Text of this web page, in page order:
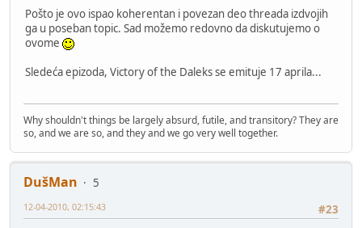
Pošto je ovo ispao koherentan i povezan deo threada izdvojih
ga u poseban topic. Sad možemo redovno da diskutujemo o
ovome
Sledeća epizoda, Victory of the Daleks se emituje 17 aprila...
Why shouldn't things be largely absurd, futile, and transitory? They are
so, and we are so, and they and we go very well together.
DušMan
5
#23
12-04-2010, 02:15:43